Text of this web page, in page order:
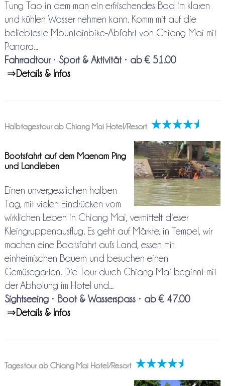
Tung Tao in dem man ein erfrischendes Bad im klaren
und kühlen Wasser nehmen kann. Komm mit auf die
beliebteste Mountainbike-Abfahrt von Chiang Mai mit
Panora...
Fahrradtour• Sport & Aktivität• ab € 51.00
⇒Details & Infos
Halbtagestour ab Chiang Mai Hotel/Resort
Bootsfahrt auf dem Maenam Ping
und Landleben
Einen unvergesslichen halben
Tag, mit vielen Eindrücken vom
wirklichen Leben in Chiang Mai, vermittelt dieser
Kleingruppenausflug. Es geht auf Märkte, in Tempel, wir
machen eine Bootsfahrt aufs Land, essen mit
einheimischen Bauern und besuchen einen
Gemüsegarten. Die Tour durch Chiang Mai beginnt mit
der Abholung im Hotel und...
Sightseeing• Boot & Wasserspass• ab € 47.00
⇒Details & Infos
Tagestour ab Chiang Mai Hotel/Resort